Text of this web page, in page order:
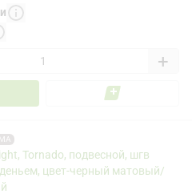
+
Tornado, подвесной, шгв
цвет-черный матовый/